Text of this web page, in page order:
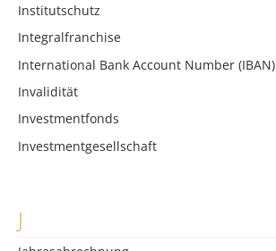
Institutschutz
Integralfranchise
International Bank Account Number (IBAN)
Invalidität
Investmentfonds
Investmentgesellschaft
J